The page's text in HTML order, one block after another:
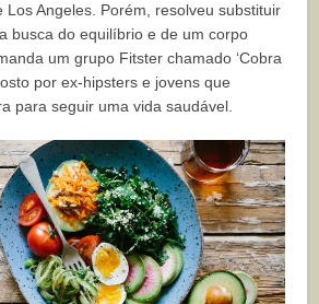
Los Angeles. Porém, resolveu substituir
busca do equilíbrio e de um corpo
um grupo Fitster chamado ‘Cobra
por ex-hipsters e jovens que
para seguir uma vida saudável.